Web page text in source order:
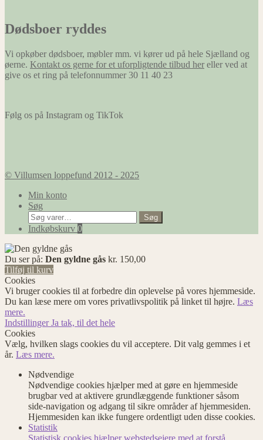
Dødsboer ryddes
Vi opkøber dødsboer, møbler mm. vi kører ud på hele Sjælland og
øerne. Kontakt os gerne for et uforpligtende tilbud her eller ved at
give os et ring på telefonnummer 30 11 40 23
Følg os på Instagram og TikTok
© Villumsen loppefund 2012 - 2025
Min konto
Søg
Søg
efter:
Søg
Indkøbskurv 0
Du ser på: Den gyldne gås kr. 150,00
Tilføj til kurv
Cookies
Vi bruger cookies til at forbedre din oplevelse på vores hjemmeside.
Du kan læse mere om vores privatlivspolitik på linket til højre. Læs
mere.
IndstillingerJa tak, til det hele
Cookies
Vælg, hvilken slags cookies du vil acceptere. Dit valg gemmes i et
år. Læs mere.
Nødvendige
Nødvendige cookies hjælper med at gøre en hjemmeside
brugbar ved at aktivere grundlæggende funktioner såsom
side-navigation og adgang til sikre områder af hjemmesiden.
Hjemmesiden kan ikke fungere ordentligt uden disse cookies.
Statistik
Statistisk cookies hjælper webstedsejere med at forstå,